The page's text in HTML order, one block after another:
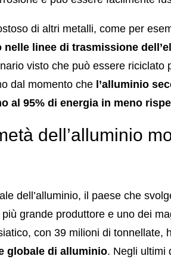
di altri metalli, come per
nelle linee di trasmissione
visto che può essere riciclato
dal momento che l’alluminio
al 95% di energia in meno
dell’alluminio
dell’alluminio, il paese che
più grande produttore e uno dei
con 39 milioni di tonnellate,
globale di alluminio. Negli ultimi